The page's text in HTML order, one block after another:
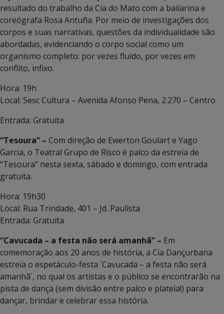
resultado do trabalho da Cia do Mato com a bailarina e
coreógrafa Rosa Antuña. Por meio de investigações dos
corpos e suas narrativas, questões da individualidade são
abordadas, evidenciando o corpo social como um
organismo completo: por vezes fluido, por vezes em
conflito, infixo.
Hora: 19h
Local: Sesc Cultura – Avenida Afonso Pena, 2.270 – Centro
Entrada: Gratuita
“Tesoura” – Com direção de Ewerton Goulart e Yago
Garcia, o Teatral Grupo de Risco é palco da estreia de
“Tesoura” nesta sexta, sábado e domingo, com entrada
gratuita.
Hora: 19h30
Local: Rua Trindade, 401 – Jd. Paulista
Entrada: Gratuita
“Cavucada – a festa não será amanhã” – Em
comemoração aos 20 anos de história, a Cia Dançurbana
estreia o espetáculo-festa ´Cavucada – a festa não será
amanhã´, no qual os artistas e o público se encontrarão na
pista de dança (sem divisão entre palco e plateia!) para
dançar, brindar e celebrar essa história.